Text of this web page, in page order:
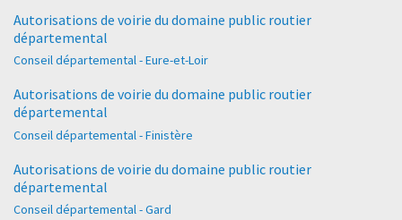
Autorisations de voirie du domaine public routier
départemental
Conseil départemental - Eure-et-Loir
Autorisations de voirie du domaine public routier
départemental
Conseil départemental - Finistère
Autorisations de voirie du domaine public routier
départemental
Conseil départemental - Gard